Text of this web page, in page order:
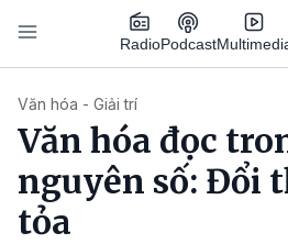
Nhảy đến nội dung
RadioPodcast
Văn hóa - Giải trí
Văn hóa đọc
nguyên số: Đổi
tỏa